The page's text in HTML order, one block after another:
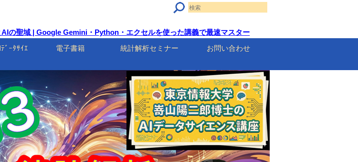
の聖域 | Google Gemini・Python・エクセルを使った講義で最速マスター
ﾞｰﾀｻｲｴ
電子書籍 統計解析セミナー お問い合わせ